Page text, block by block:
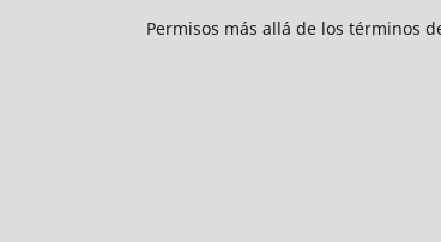
Permisos más allá de los términos